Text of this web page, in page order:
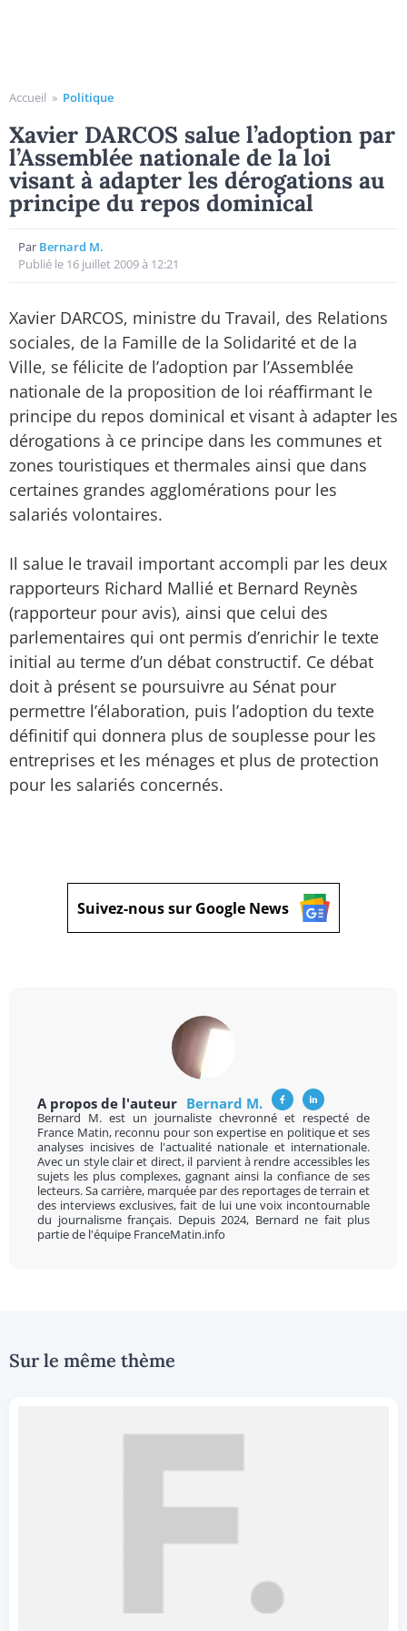
Accueil » Politique
Xavier DARCOS salue l’adoption par
l’Assemblée nationale de la loi
visant à adapter les dérogations au
principe du repos dominical
Par Bernard M.
Publié le 16 juillet 2009 à 12:21
Xavier DARCOS, ministre du Travail, des Relations
sociales, de la Famille de la Solidarité et de la
Ville, se félicite de l’adoption par l’Assemblée
nationale de la proposition de loi réaffirmant le
principe du repos dominical et visant à adapter les
dérogations à ce principe dans les communes et
zones touristiques et thermales ainsi que dans
certaines grandes agglomérations pour les
salariés volontaires.
Il salue le travail important accompli par les deux
rapporteurs Richard Mallié et Bernard Reynès
(rapporteur pour avis), ainsi que celui des
parlementaires qui ont permis d’enrichir le texte
initial au terme d’un débat constructif. Ce débat
doit à présent se poursuivre au Sénat pour
permettre l’élaboration, puis l’adoption du texte
définitif qui donnera plus de souplesse pour les
entreprises et les ménages et plus de protection
pour les salariés concernés.
Suivez-nous sur Google News
A propos de l'auteur Bernard M.
Bernard M. est un journaliste chevronné et respecté de
France Matin, reconnu pour son expertise en politique et ses
analyses incisives de l'actualité nationale et internationale.
Avec un style clair et direct, il parvient à rendre accessibles les
sujets les plus complexes, gagnant ainsi la confiance de ses
lecteurs. Sa carrière, marquée par des reportages de terrain et
des interviews exclusives, fait de lui une voix incontournable
du journalisme français. Depuis 2024, Bernard ne fait plus
partie de l'équipe FranceMatin.info
Sur le même thème